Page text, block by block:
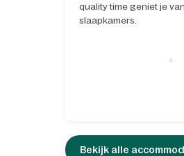
quality time geniet je
slaapkamers.
Bekijk alle